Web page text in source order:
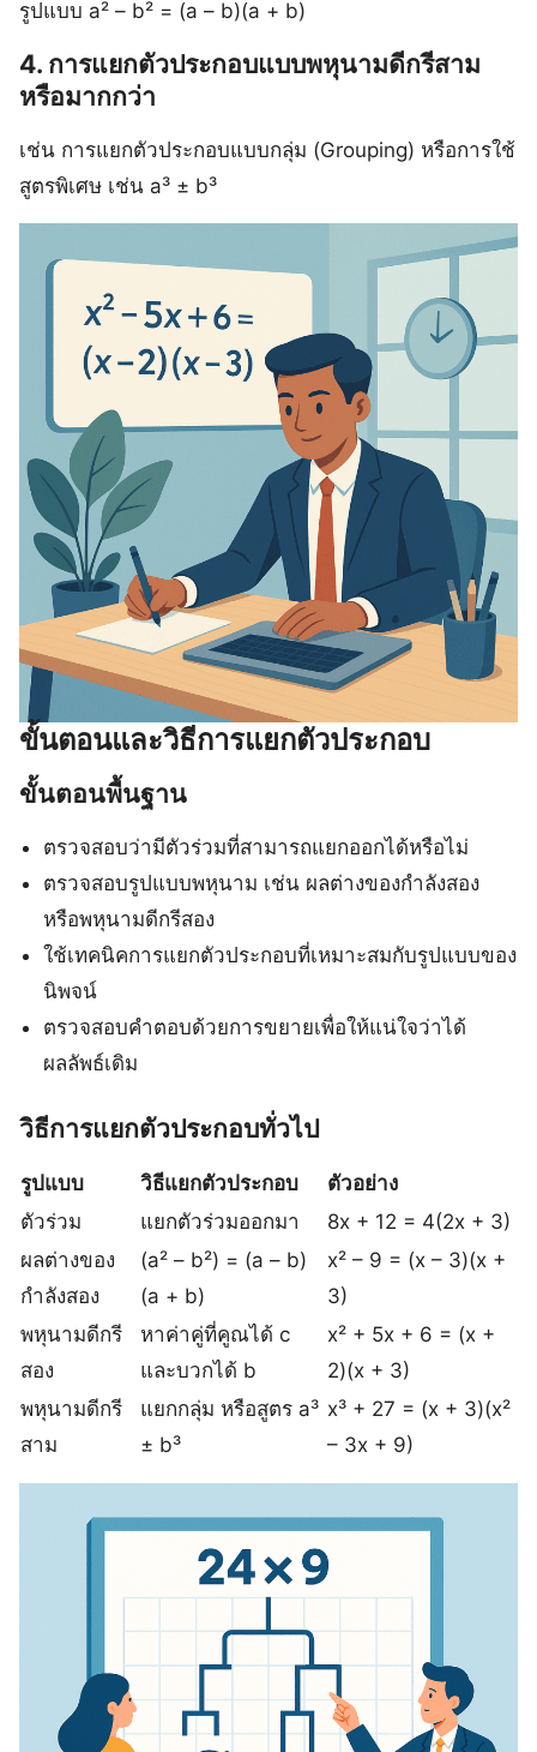
รูปแบบ a² – b² = (a – b)(a + b)
4. การแยกตัวประกอบแบบพหุนามดีกรีสาม
หรือมากกว่า
เช่น การแยกตัวประกอบแบบกลุ่ม (Grouping) หรือการใช้
สูตรพิเศษ เช่น a³ ± b³
ขั้นตอนและวิธีการแยกตัวประกอบ
ขั้นตอนพื้นฐาน
ตรวจสอบว่ามีตัวร่วมที่สามารถแยกออกได้หรือไม่
ตรวจสอบรูปแบบพหุนาม เช่น ผลต่างของกำลังสอง
หรือพหุนามดีกรีสอง
ใช้เทคนิคการแยกตัวประกอบที่เหมาะสมกับรูปแบบของ
นิพจน์
ตรวจสอบคำตอบด้วยการขยายเพื่อให้แน่ใจว่าได้
ผลลัพธ์เดิม
วิธีการแยกตัวประกอบทั่วไป
รูปแบบ วิธีแยกตัวประกอบ
ตัวอย่าง
ตัวร่วม
แยกตัวร่วมออกมา
8x + 12 = 4(2x + 3)
ผลต่างของ
กำลังสอง
(a² – b²) = (a – b)
(a + b)
x² – 9 = (x – 3)(x +
3)
พหุนามดีกรี
สอง
หาค่าคู่ที่คูณได้ c
และบวกได้ b
x² + 5x + 6 = (x +
2)(x + 3)
พหุนามดีกรี
สาม
แยกกลุ่ม หรือสูตร a³
± b³
x³ + 27 = (x + 3)(x²
– 3x + 9)